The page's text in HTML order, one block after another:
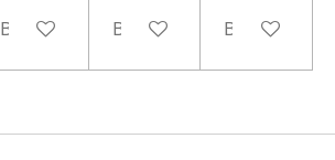
Bekijk details Bekijk details Bekijk